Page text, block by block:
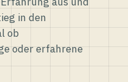
in den
ob
oder erfahrene